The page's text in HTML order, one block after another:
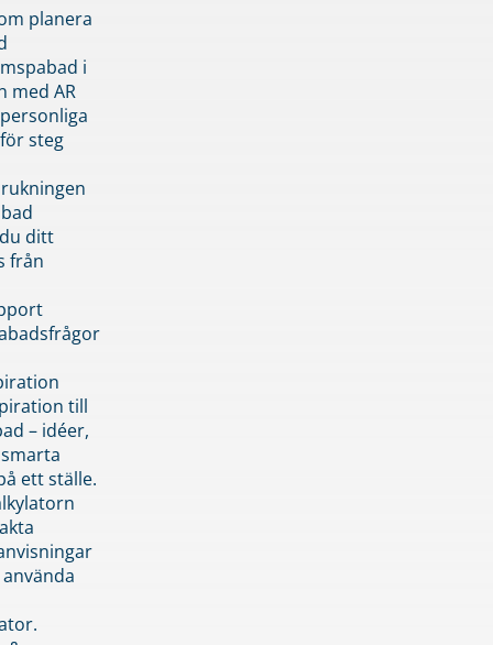
planera
i
med AR
steg
ditt
från
till
– idéer,
ett ställe.